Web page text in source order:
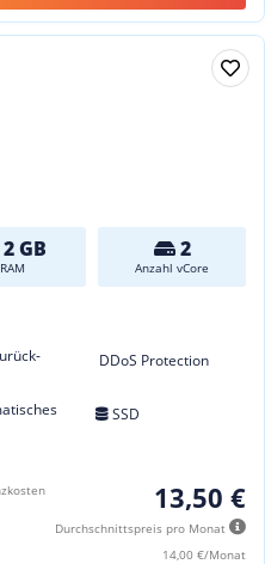
2 GB
RAM
2
Anzahl vCore
DDoS Protection
SSD
13,50 €
Durchschnittspreis pro Monat
14,00 €/Monat